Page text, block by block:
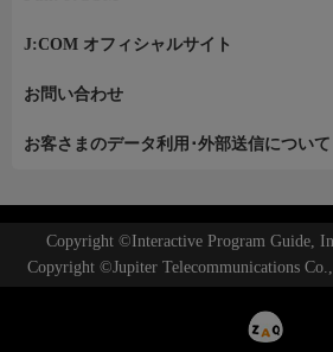
J:COM オフィシャルサイト
お問い合わせ
お客さまのデータ利用･外部送信について
Copyright ©Interactive Program Guide,
Copyright ©Jupiter Telecommunications